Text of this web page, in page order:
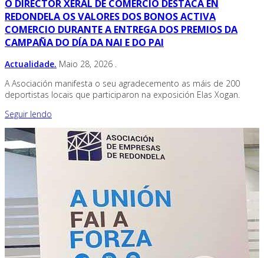
O DIRECTOR XERAL DE COMERCIO DESTACA EN
REDONDELA OS VALORES DOS BONOS ACTIVA
COMERCIO DURANTE A ENTREGA DOS PREMIOS DA
CAMPAÑA DO DÍA DA NAI E DO PAI
Actualidade. Maio 28, 2026 .
A Asociación manifesta o seu agradecemento as máis de 200
deportistas locais que participaron na exposición Elas Xogan.
Seguir lendo